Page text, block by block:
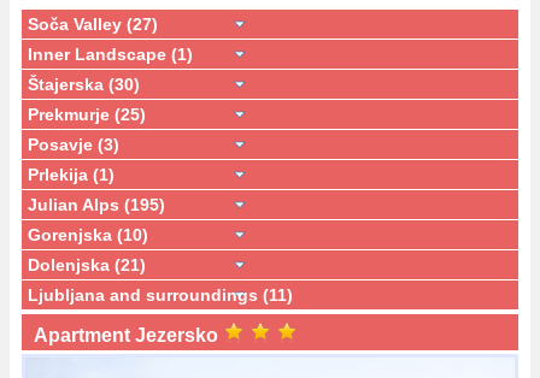
Soča Valley (27)
Inner Landscape (1)
Štajerska (30)
Prekmurje (25)
Posavje (3)
Prlekija (1)
Julian Alps (195)
Gorenjska (10)
Dolenjska (21)
Ljubljana and surroundings (11)
Apartment Jezersko